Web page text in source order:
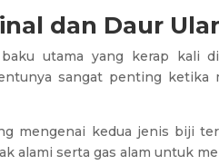
dan Daur
utama yang kerap kali
sangat penting ketika
mengenai kedua jenis biji
alami serta gas alam untuk